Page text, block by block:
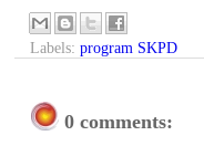
Labels: program SKPD
0 comments: